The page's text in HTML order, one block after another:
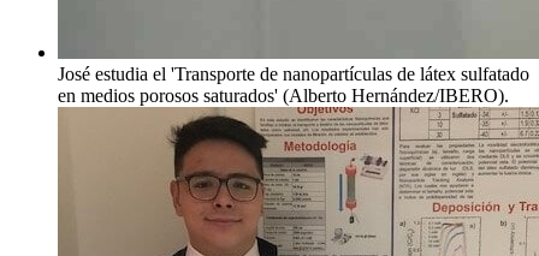
José estudia el 'Transporte de nanopartículas de látex sulfatado
en medios porosos saturados' (Alberto Hernández/IBERO).